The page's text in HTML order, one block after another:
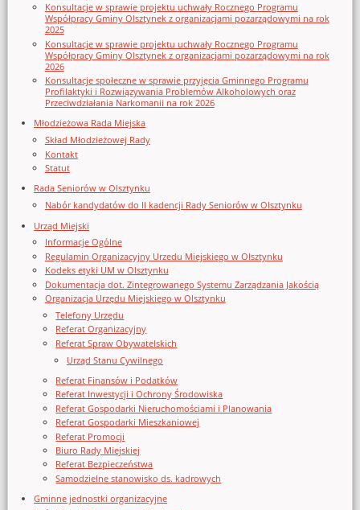
Konsultacje w sprawie projektu uchwały Rocznego Programu
Współpracy Gminy Olsztynek z organizacjami pozarządowymi na rok
2025
Konsultacje w sprawie projektu uchwały Rocznego Programu
Współpracy Gminy Olsztynek z organizacjami pozarządowymi na rok
2026
Konsultacje społeczne w sprawie przyjęcia Gminnego Programu
Profilaktyki i Rozwiązywania Problemów Alkoholowych oraz
Przeciwdziałania Narkomanii na rok 2026
Młodzieżowa Rada Miejska
Skład Młodzieżowej Rady
Kontakt
Statut
Rada Seniorów w Olsztynku
Nabór kandydatów do II kadencji Rady Seniorów w Olsztynku
Urząd Miejski
Informacje Ogólne
Regulamin Organizacyjny Urzedu Miejskiego w Olsztynku
Kodeks etyki UM w Olsztynku
Dokumentacja dot. Zintegrowanego Systemu Zarządzania Jakością
Organizacja Urzędu Miejskiego w Olsztynku
Telefony Urzędu
Referat Organizacyjny
Referat Spraw Obywatelskich
Urząd Stanu Cywilnego
Referat Finansów i Podatków
Referat Inwestycji i Ochrony Środowiska
Referat Gospodarki Nieruchomościami i Planowania
Referat Gospodarki Mieszkaniowej
Referat Promocji
Biuro Rady Miejskiej
Referat Bezpieczeństwa
Samodzielne stanowisko ds. kadrowych
Gminne jednostki organizacyjne